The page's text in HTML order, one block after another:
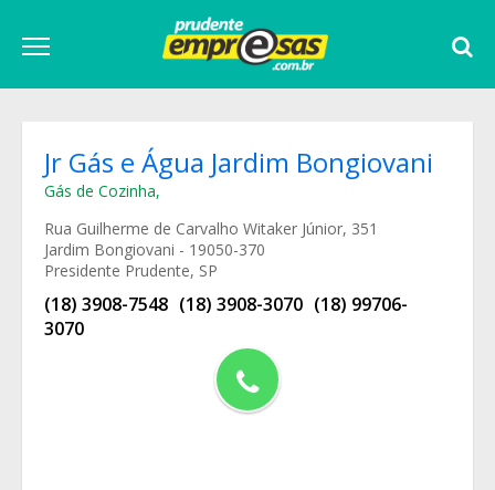
Jr Gás e Água Jardim Bongiovani
Gás de Cozinha,
Rua Guilherme de Carvalho Witaker Júnior, 351
Jardim Bongiovani - 19050-370
Presidente Prudente, SP
(18) 3908-7548 (18) 3908-3070 (18) 99706-
3070